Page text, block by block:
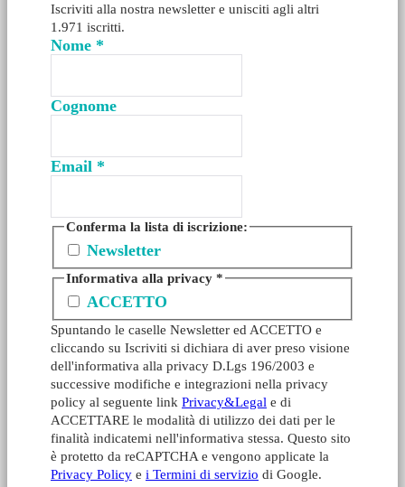
Iscriviti alla nostra newsletter e unisciti agli altri
1.971 iscritti.
Nome *
Cognome
Email *
Conferma la lista di iscrizione:
Newsletter
Informativa alla privacy*
ACCETTO
Spuntando le caselle Newsletter ed ACCETTO e
cliccando su Iscriviti si dichiara di aver preso visione
dell'informativa alla privacy D.Lgs 196/2003 e
successive modifiche e integrazioni nella privacy
policy al seguente link Privacy&Legal e di
ACCETTARE le modalità di utilizzo dei dati per le
finalità indicatemi nell'informativa stessa. Questo sito
è protetto da reCAPTCHA e vengono applicate la
Privacy Policy e i Termini di servizio di Google.